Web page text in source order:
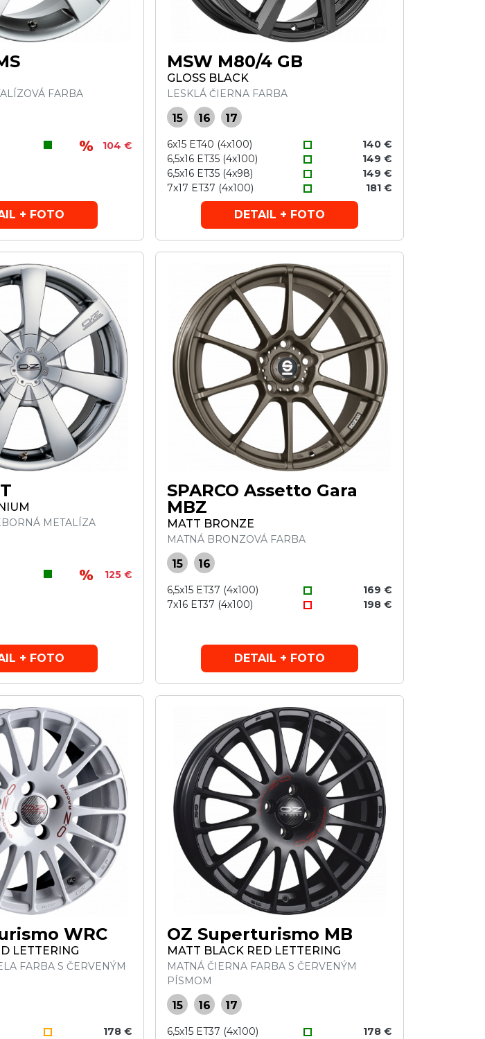
FARBA
104 €
+ FOTO
MSW M80/4 GB
GLOSS BLACK
LESKLÁ ČIERNA FARBA
15 16 17
6x15 ET40 (4x100)
140 €
6,5x16 ET35 (4x100)
149 €
6,5x16 ET35 (4x98)
149 €
7x17 ET37 (4x100)
181 €
DETAIL + FOTO
METALÍZA
125 €
+ FOTO
SPARCO Assetto Gara
MBZ
MATT BRONZE
MATNÁ BRONZOVÁ FARBA
15 16
6,5x15 ET37 (4x100)
169 €
7x16 ET37 (4x100)
198 €
DETAIL + FOTO
WRC
LETTERING
FARBA S ČERVENÝM
178 €
OZ Superturismo MB
MATT BLACK RED LETTERING
MATNÁ ČIERNA FARBA S ČERVENÝM
PÍSMOM
15 16 17
6,5x15 ET37 (4x100) 178 €